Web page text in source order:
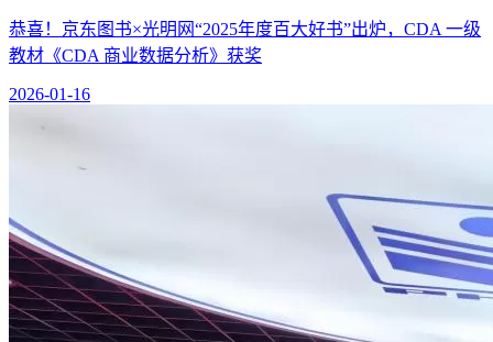
恭喜！京东图书×光明网“2025年度百大好书”出炉，CDA 一级
教材《CDA 商业数据分析》获奖
2026-01-16